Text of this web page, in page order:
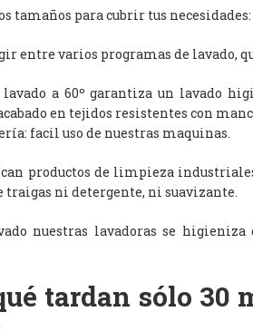
tamaños para cubrir tus necesidades:
entre varios programas de lavado,
a 60º garantiza un lavado
en tejidos resistentes con
facil uso de nuestras maquinas.
productos de limpieza
traigas ni detergente, ni suavizante.
nuestras lavadoras se
tardan sólo 30